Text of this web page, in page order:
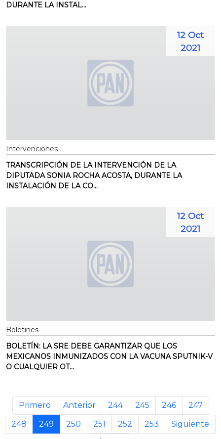
DURANTE LA INSTAL...
12 Oct
2021
Intervenciones
TRANSCRIPCIÓN DE LA INTERVENCIÓN DE LA
DIPUTADA SONIA ROCHA ACOSTA, DURANTE LA
INSTALACIÓN DE LA CO...
12 Oct
2021
Boletines
BOLETÍN: LA SRE DEBE GARANTIZAR QUE LOS
MEXICANOS INMUNIZADOS CON LA VACUNA SPUTNIK-V
O CUALQUIER OT...
Primero Anterior 244 245 246
247
248
249 250 251 252 253
Siguiente